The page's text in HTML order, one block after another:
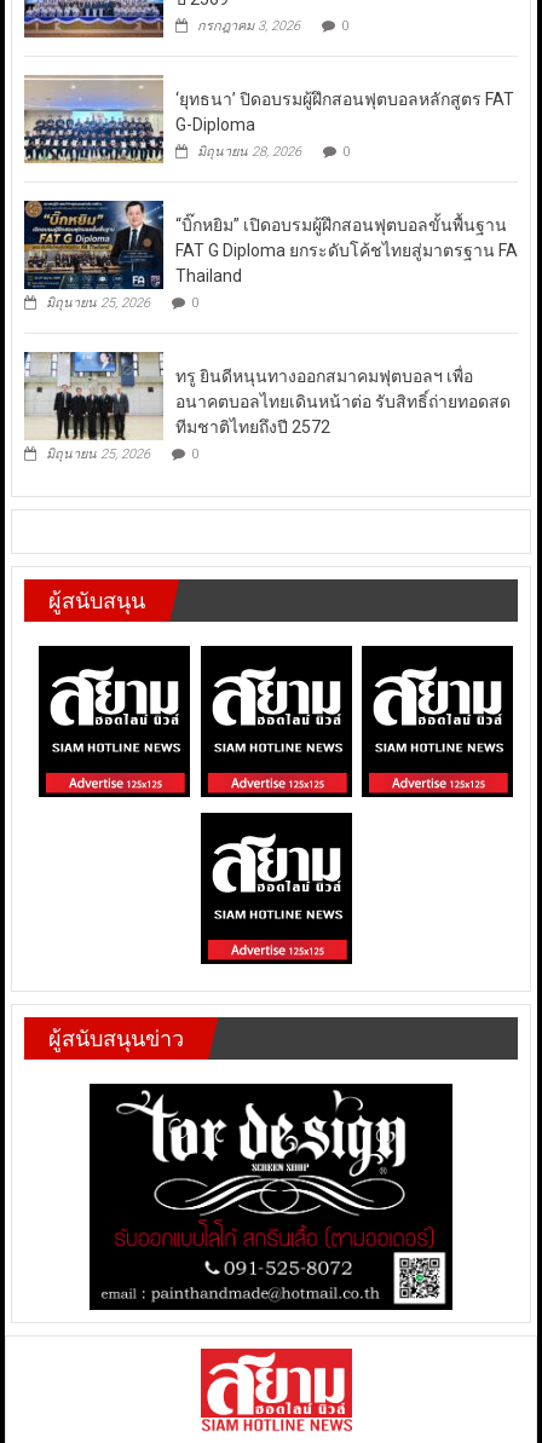
กรกฎาคม 3, 2026 0
‘ยุทธนา’ ปิดอบรมผู้ฝึกสอนฟุตบอลหลักสูตร FAT
G-Diploma
มิถุนายน 28, 2026 0
“บิ๊กหยิม” เปิดอบรมผู้ฝึกสอนฟุตบอลขั้นพื้นฐาน
FAT G Diploma ยกระดับโค้ชไทยสู่มาตรฐาน FA
Thailand
มิถุนายน 25, 2026 0
ทรู ยินดีหนุนทางออกสมาคมฟุตบอลฯ เพื่อ
อนาคตบอลไทยเดินหน้าต่อ รับสิทธิ์ถ่ายทอดสด
ทีมชาติไทยถึงปี 2572
มิถุนายน 25, 2026 0
ผู้สนับสนุน
ผู้สนับสนุนข่าว